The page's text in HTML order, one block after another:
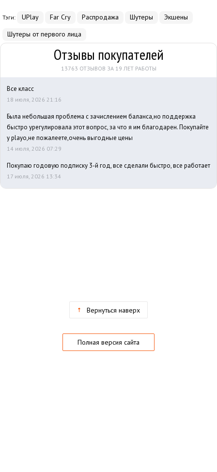
Тэги: UPlay Far Cry Распродажа Шутеры
Экшены
Шутеры от первого лица
Отзывы покупателей
13763 ОТЗЫВОВ ЗА 19 ЛЕТ РАБОТЫ
Все класс
18 июля, 2026 21:16
Была небольшая проблема с зачислением баланса,но поддержка
быстро урегулировала этот вопрос, за что я им благодарен. Покупайте
у playo,не пожалеете,очень выгодные цены
14 июля, 2026 07:29
Покупаю годовую подписку 3-й год, все сделали быстро, все работает
17 июля, 2026 13:34
Вернуться наверх
Полная версия сайта